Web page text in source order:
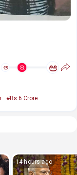
ಅ ಅ
#Rs 6 Crore
14 hours ago